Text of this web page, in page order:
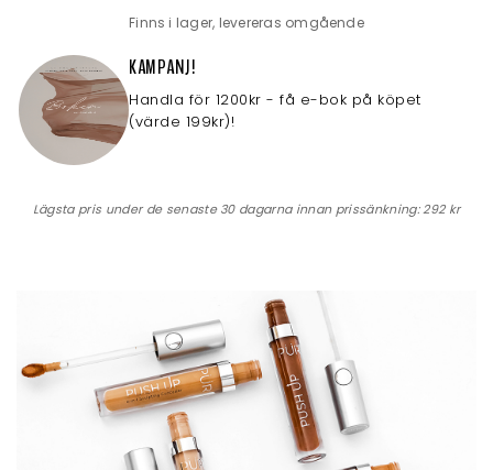
Finns i lager, levereras omgående
KAMPANJ!
Handla för 1200kr - få e-bok på köpet
(värde 199kr)!
Lägsta pris under de senaste 30 dagarna innan prissänkning:292 kr